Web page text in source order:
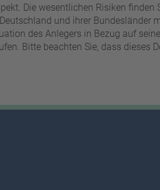
Die wesentlichen Risiken
und ihrer Bundesländer
des Anlegers in Bezug auf
Bitte beachten Sie, dass dieses